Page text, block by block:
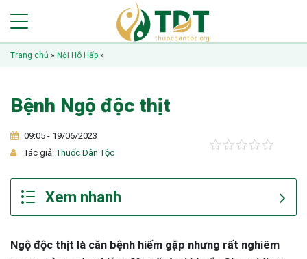
Trang chủ » Nội Hô Hấp »
Bệnh Ngộ độc thịt
09:05 - 19/06/2023
Tác giả:Thuốc Dân Tộc
Ngộ độc thịt là căn bệnh hiếm gặp nhưng rất nghiêm